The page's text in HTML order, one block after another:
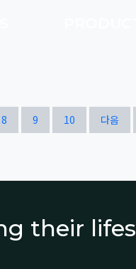
8
페이지 9
페이지 10
페이지 다음
their